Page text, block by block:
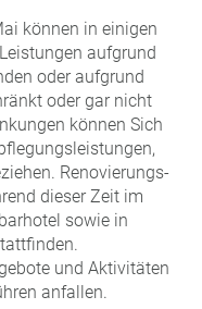
können in einigen
aufgrund
oder aufgrund
oder gar nicht
können Sich
Renovierungs-
dieser Zeit im
sowie in
und Aktivitäten
anfallen.